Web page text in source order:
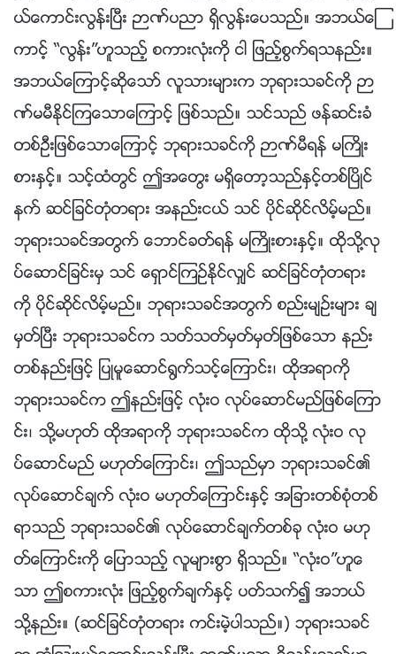
ယ္ေကာင္းလြန္းၿပီး ဉာဏ္ပညာ ရွိလြန္းေပသည္။ အဘယ္ေၾ
ကာင့္ “လြန္း”ဟူသည့္ စကားလုံးကို ငါ ျဖည့္စြက္ရသနည္း။
အဘယ္ေၾကာင့္ဆိုေသာ္ လူသားမ်ားက ဘုရားသခင္ကို ဉာ
ဏ္မမီႏိုင္ၾကေသာေၾကာင့္ ျဖစ္သည္။ သင္သည္ ဖန္ဆင္းခံ
တစ္ဦးျဖစ္ေသာေၾကာင့္ ဘုရားသခင္ကို ဉာဏ္မီရန္ မႀကိဳး
စားႏွင့္။ သင့္ထံတြင္ ဤအေတြး မရွိေတာ့သည္ႏွင့္တစ္ၿပိဳင္
နက္ ဆင္ျခင္တုံတရား အနည္းငယ္ သင္ ပိုင္ဆိုင္လိမ့္မည္။
ဘုရားသခင္အတြက္ ေဘာင္ခတ္ရန္ မႀကိဳးစားႏွင့္။ ထိုသို႔လု
ပ္ေဆာင္ျခင္းမွ သင္ ေရွာင္ၾကဥ္ႏိုင္လွ်င္ ဆင္ျခင္တုံတရား
ကို ပိုင္ဆိုင္လိမ့္မည္။ ဘုရားသခင္အတြက္ စည္းမ်ဥ္းမ်ား ခ်
မွတ္ၿပီး ဘုရားသခင္က သတ္သတ္မွတ္မွတ္ျဖစ္ေသာ နည္း
တစ္နည္းျဖင့္ ျပဳမူေဆာင္႐ြက္သင့္ေၾကာင္း၊ ထိုအရာကို
ဘုရားသခင္က ဤနည္းျဖင့္ လုံးဝ လုပ္ေဆာင္မည္ျဖစ္ေၾကာ
င္း၊ သို႔မဟုတ္ ထိုအရာကို ဘုရားသခင္က ထိုသို႔ လုံးဝ လု
ပ္ေဆာင္မည္ မဟုတ္ေၾကာင္း၊ ဤသည္မွာ ဘုရားသခင္၏
လုပ္ေဆာင္ခ်က္ လုံးဝ မဟုတ္ေၾကာင္းႏွင့္ အျခားတစ္စုံတစ္
ရာသည္ ဘုရားသခင္၏ လုပ္ေဆာင္ခ်က္တစ္ခု လုံးဝ မဟု
တ္ေၾကာင္းကို ေျပာသည့္ လူမ်ားစြာ ရွိသည္။ “လုံးဝ”ဟူေ
သာ ဤစကားလုံး ျဖည့္စြက္ခ်က္ႏွင့္ ပတ္သက္၍ အဘယ္
သို႔နည္း။ (ဆင္ျခင္တုံတရား ကင္းမဲ့ပါသည္။) ဘုရားသခင္